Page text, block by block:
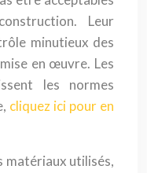
Leur
minutieux des
en œuvre. Les
les normes
cliquez ici pour en
matériaux utilisés,